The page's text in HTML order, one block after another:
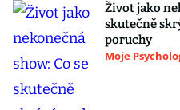
Život jako
skutečně
poruchy
Moje